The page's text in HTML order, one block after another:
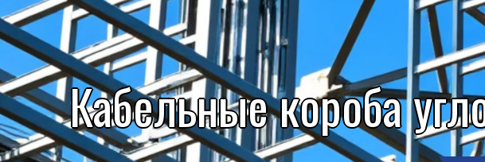
Кабельные короба